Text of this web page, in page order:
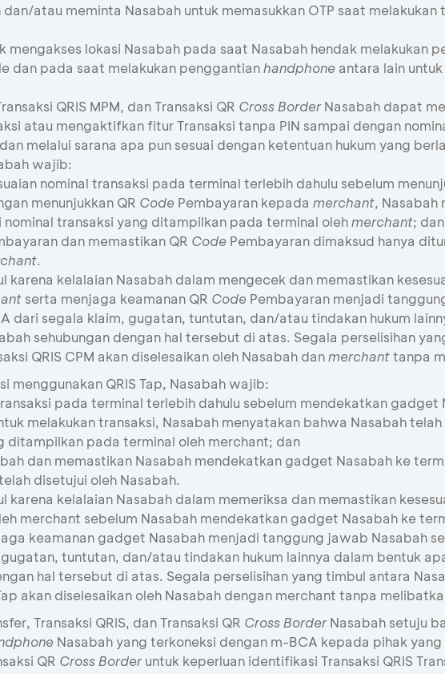
atau meminta Nasabah untuk memasukkan OTP saat
mengakses lokasi Nasabah pada saat Nasabah hendak melakukan
dan pada saat melakukan penggantianhandphone antara lain
QRIS MPM, dan Transaksi QR Cross BorderNasabah dapat
atau mengaktifkan fitur Transaksi tanpa PIN sampai dengan
melalui sarana apa pun sesuai dengan ketentuan hukum yang
wajib:
nominal transaksi pada terminal terlebih dahulu sebelum
menunjukkan QR Code Pembayaran kepada merchant, Nasabah
transaksi yang ditampilkan pada terminal olehmerchant; dan
dan memastikan QR Code Pembayaran dimaksud hanya
.
kelalaian Nasabah dalam mengecek dan memastikan
serta menjaga keamanan QR Code Pembayaran menjadi
dari segala klaim, gugatan, tuntutan, dan/atau tindakan hukum
sehubungan dengan hal tersebut di atas. Segala perselisihan
QRIS CPM akan diselesaikan oleh Nasabah danmerchanttanpa
menggunakan QRIS Tap, Nasabah wajib:
pada terminal terlebih dahulu sebelum mendekatkan gadget
melakukan transaksi, Nasabah menyatakan bahwa Nasabah
ditampilkan pada terminal oleh merchant; dan
dan memastikan Nasabah mendekatkan gadget Nasabah ke
disetujui oleh Nasabah.
kelalaian Nasabah dalam memeriksa dan memastikan
merchant sebelum Nasabah mendekatkan gadget Nasabah ke
keamanan gadget Nasabah menjadi tanggung jawab Nasabah
tuntutan, dan/atau tindakan hukum lainnya dalam bentuk
hal tersebut di atas. Segala perselisihan yang timbul antara
akan diselesaikan oleh Nasabah dengan merchant tanpa
Transaksi QRIS, dan Transaksi QR Cross BorderNasabah setuju
Nasabah yang terkoneksi dengan m-BCA kepada pihak yang
QR Cross Borderuntuk keperluan identifikasi Transaksi QRIS